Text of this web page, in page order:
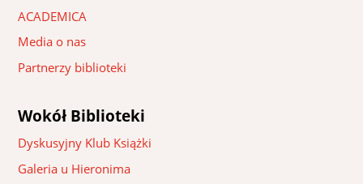
ACADEMICA
Media o nas
Partnerzy biblioteki
Wokół Biblioteki
Dyskusyjny Klub Książki
Galeria u Hieronima